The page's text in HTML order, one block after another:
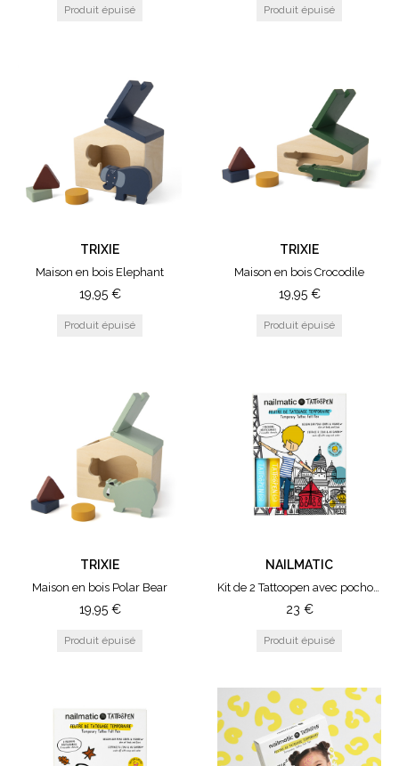
TRIXIE
Maison en bois Elephant
19,95 €
TRIXIE
Maison en bois Crocodile
19,95 €
TRIXIE
Maison en bois Polar Bear
19,95 €
NAILMATIC
Kit de 2 Tattoopen avec pochoirs Jo Little - Paris
23 €